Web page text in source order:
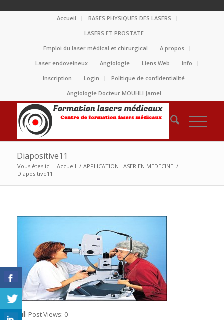
Accueil
BASES PHYSIQUES DES LASERS
LASERS ET PROSTATE
Emploi du laser médical et chirurgical
A propos
Laser endoveineux
Angiologie Liens Web
Info
Inscription
Login
Politique de confidentialité
Angiologie Docteur MOUHLI Jamel
Diapositive11
Vous êtes ici : Accueil / APPLICATION LASER EN MEDECINE /
Diapositive11
Post Views: 0